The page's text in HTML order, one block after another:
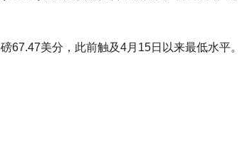
67.47美分，此前触及4月15日以来最低水平。